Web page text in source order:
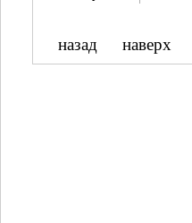
назад наверх